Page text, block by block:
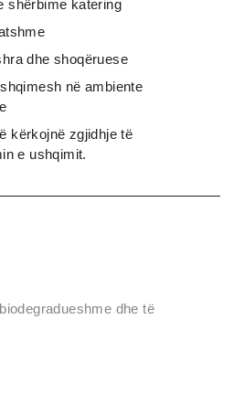
shërbime katering
dhe shoqëruese
në ambiente
kërkojnë zgjidhje të
e ushqimit.
dhe të